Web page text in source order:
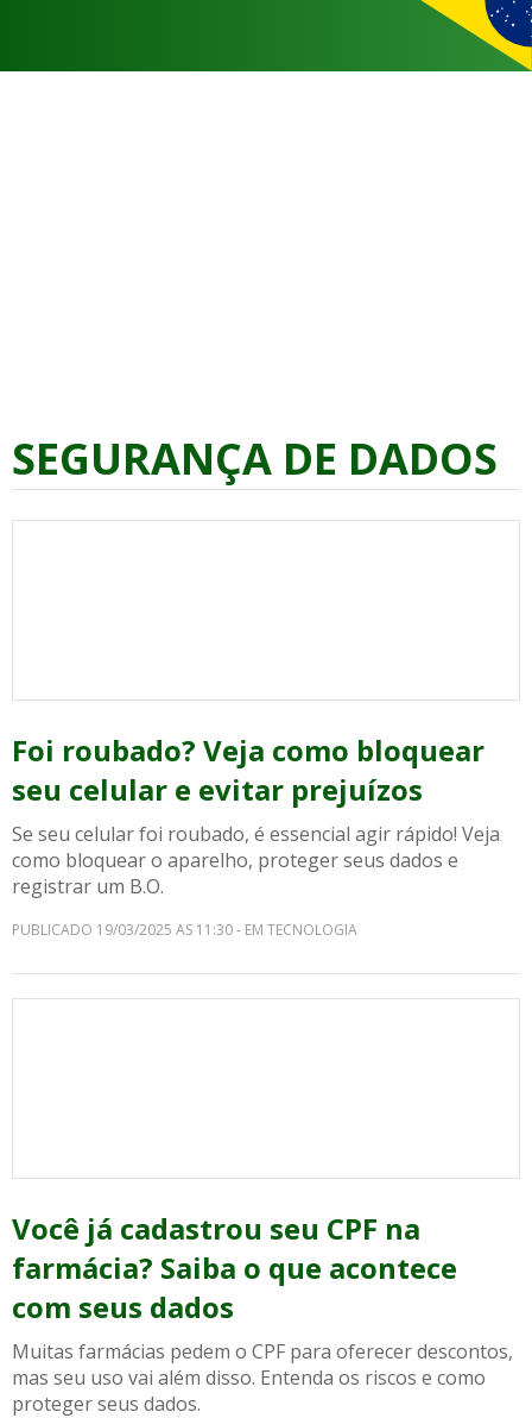
SEGURANÇA DE DADOS
Foi roubado? Veja como bloquear
seu celular e evitar prejuízos
Se seu celular foi roubado, é essencial agir rápido! Veja
como bloquear o aparelho, proteger seus dados e
registrar um B.O.
PUBLICADO 19/03/2025 AS 11:30 - EM TECNOLOGIA
Você já cadastrou seu CPF na
farmácia? Saiba o que acontece
com seus dados
Muitas farmácias pedem o CPF para oferecer descontos,
mas seu uso vai além disso. Entenda os riscos e como
proteger seus dados.